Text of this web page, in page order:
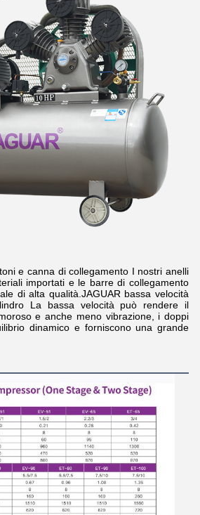
e canna di collegamento I nostri anelli
importati e le barre di collegamento
di alta qualità.JAGUAR bassa velocità
La bassa velocità può rendere il
e anche meno vibrazione, i doppi
dinamico e forniscono una grande